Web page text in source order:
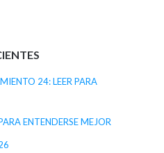
24: LEER PARA
ENTENDERSE MEJOR